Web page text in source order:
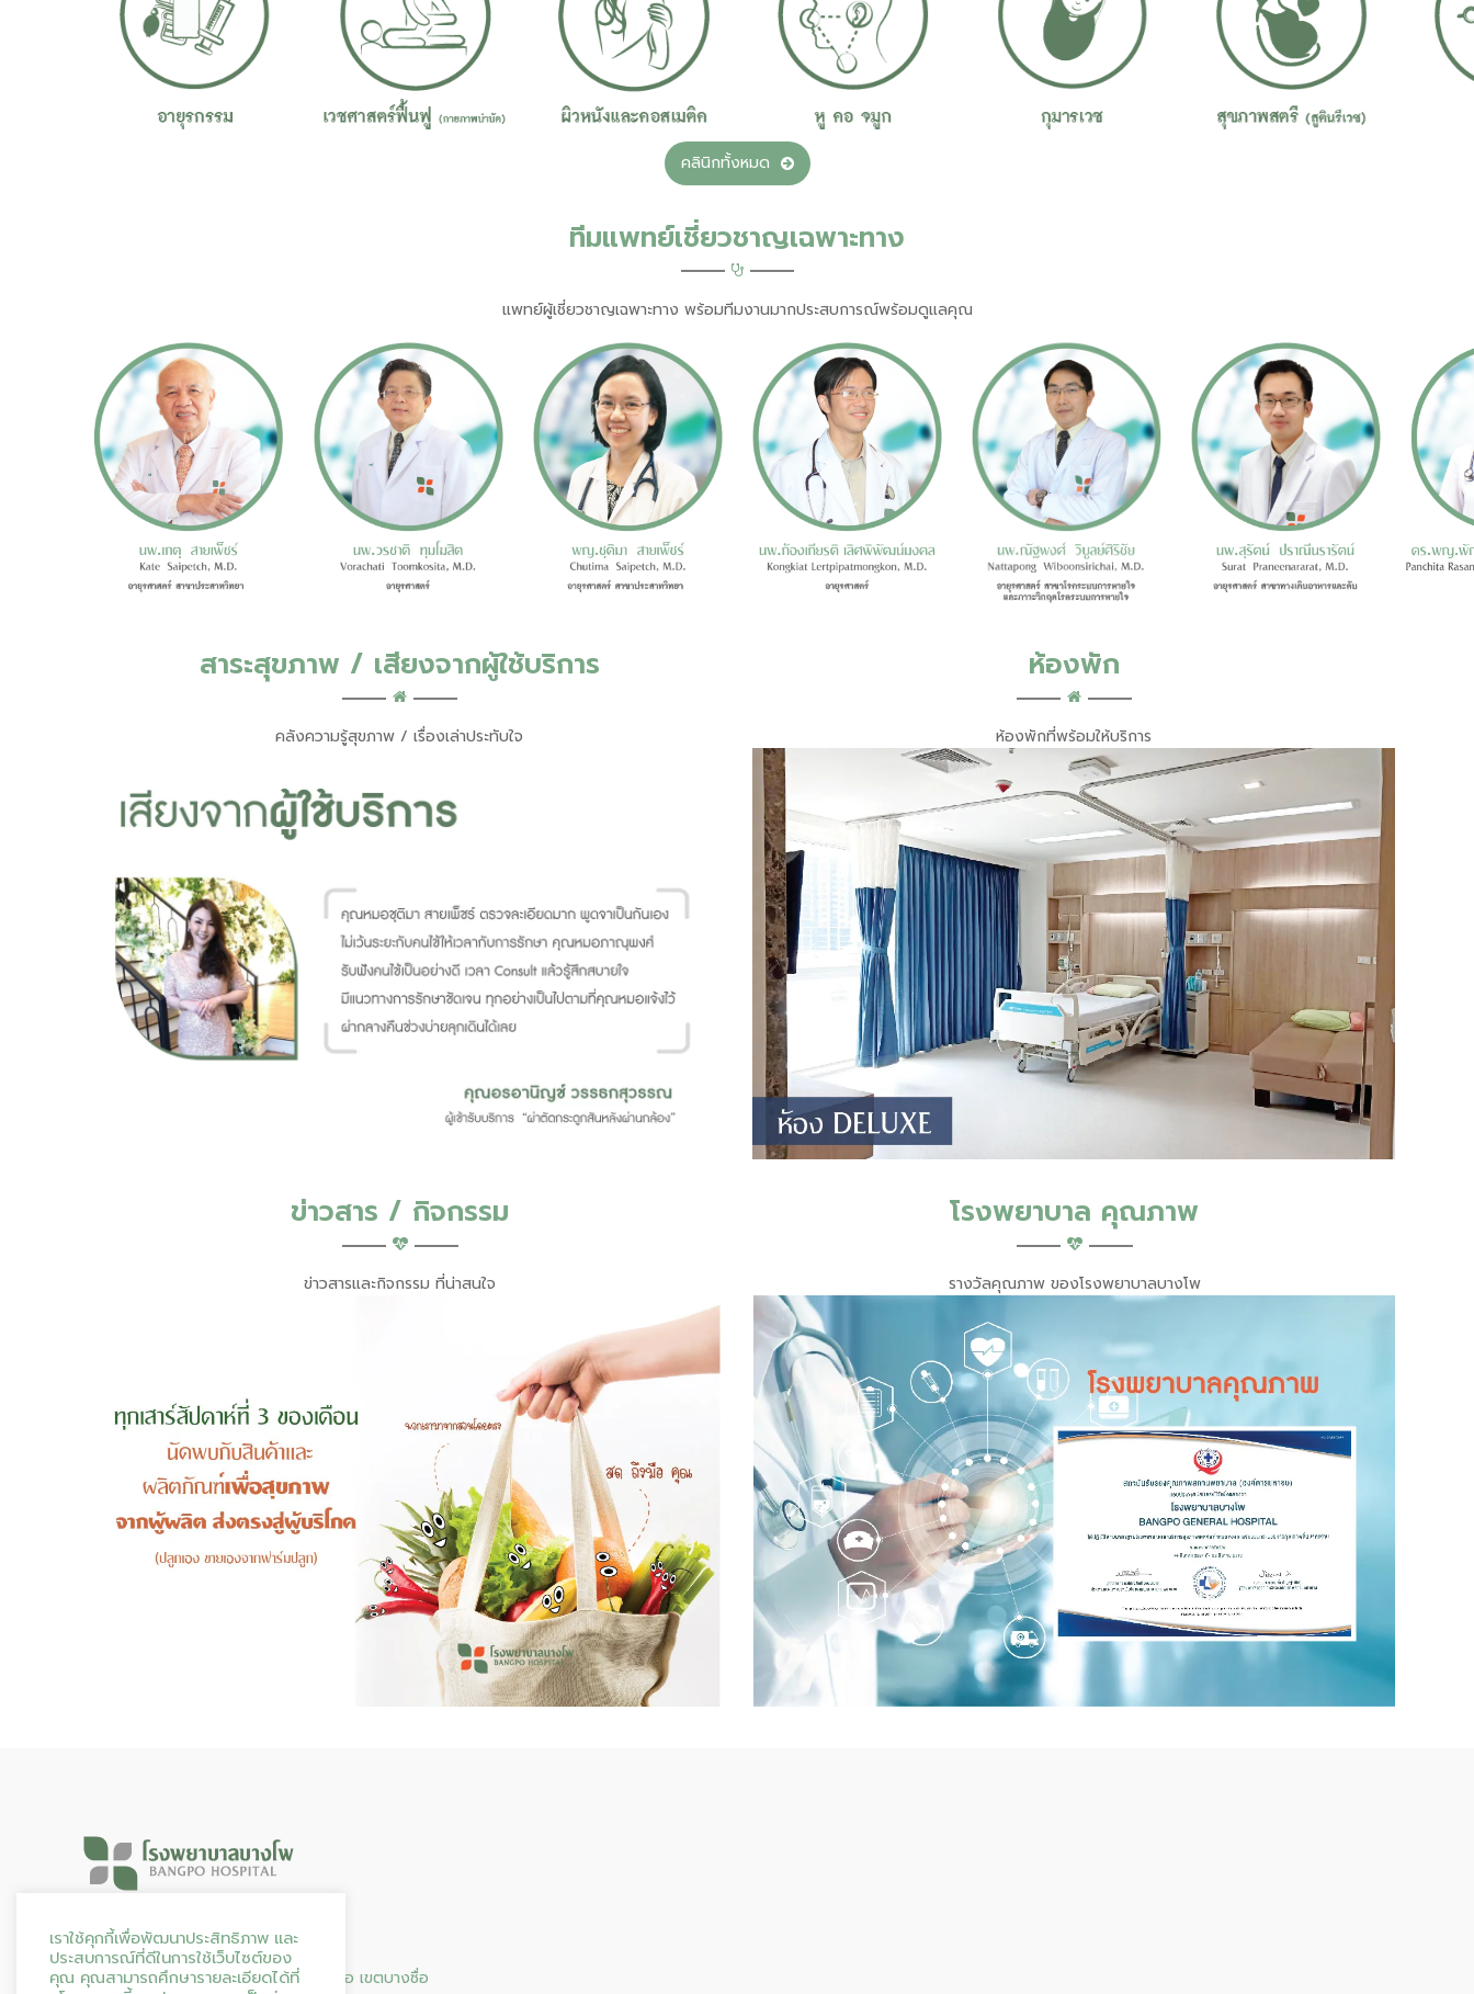
คลินิกทั้งหมด
ทีมแพทย์เชี่ยวชาญเฉพาะทาง
แพทย์ผู้เชี่ยวชาญเฉพาะทาง พร้อมทีมงานมากประสบการณ์พร้อมดูแลคุณ
สาระสุขภาพ / เสียงจากผู้ใช้บริการ
คลังความรู้สุขภาพ / เรื่องเล่าประทับใจ
ห้องพัก
ห้องพักที่พร้อมให้บริการ
ข่าวสาร / กิจกรรม
ข่าวสารและกิจกรรม ที่น่าสนใจ
โรงพยาบาล คุณภาพ
รางวัลคุณภาพ ของโรงพยาบาลบางโพ
Hours & Info
95 ถนน ประชาราษฎร์ สาย 2 แขวงบางซื่อ เขตบางซื่อ
เราใช้คุกกี้เพื่อพัฒนาประสิทธิภาพ และ
ประสบการณ์ที่ดีในการใช้เว็บไซต์ของ
คุณ คุณสามารถศึกษารายละเอียดได้ที่